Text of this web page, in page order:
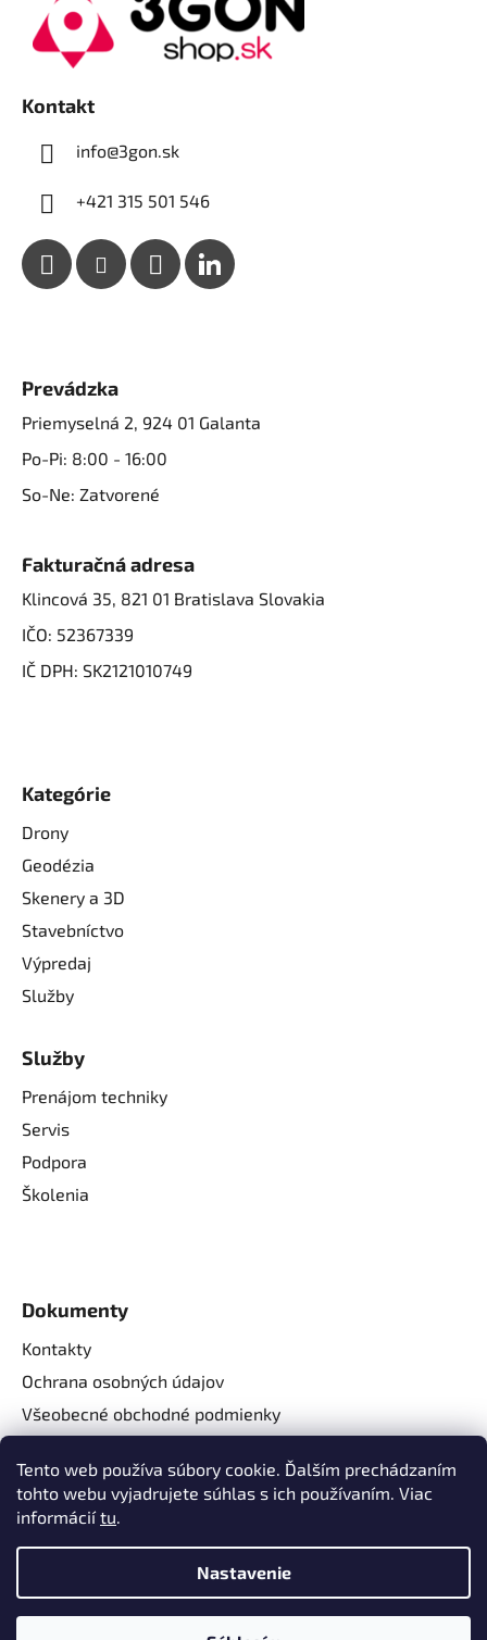
Tento web používa súbory cookie. Ďalším prechádzaním
tohto webu vyjadrujete súhlas s ich používaním. Viac
informáciítu.
Nastavenie
Kontakt
info@3gon.sk
+421 315 501 546
Prevádzka
Priemyselná 2, 924 01 Galanta
Po-Pi: 8:00 - 16:00
So-Ne: Zatvorené
Fakturačná adresa
Klincová 35, 821 01 Bratislava Slovakia
IČO: 52367339
IČ DPH: SK2121010749
Kategórie
Drony
Geodézia
Skenery a 3D
Stavebníctvo
Výpredaj
Služby
Služby
Prenájom techniky
Servis
Podpora
Školenia
Dokumenty
Kontakty
Ochrana osobných údajov
Všeobecné obchodné podmienky
Reklamačný formulár
Odstúpenie od zmluvy